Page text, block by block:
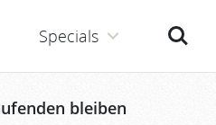
Specials Suche
bleiben